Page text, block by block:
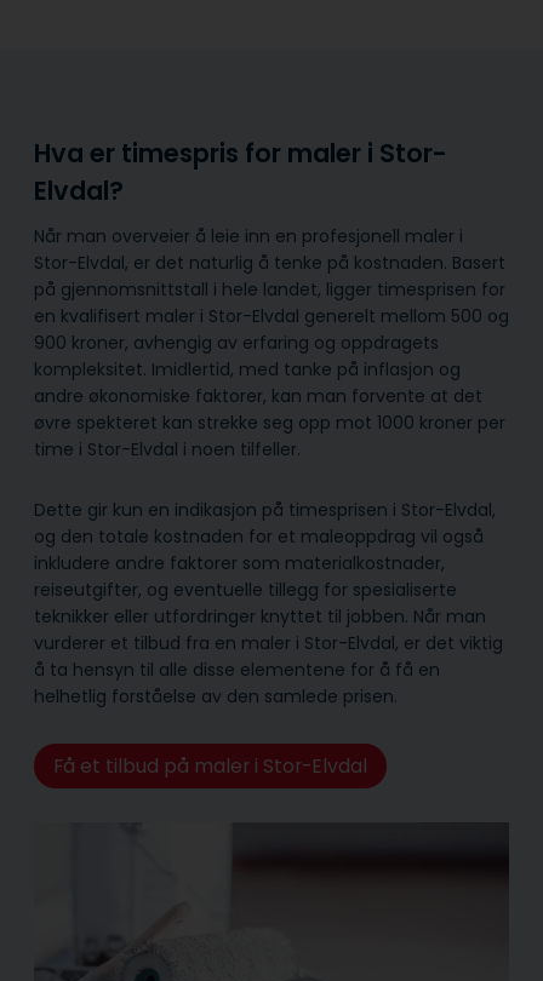
Hva er timespris for maler i Stor-
Elvdal?
Når man overveier å leie inn en profesjonell maler i
Stor-Elvdal, er det naturlig å tenke på kostnaden. Basert
på gjennomsnittstall i hele landet, ligger timesprisen for
en kvalifisert maler i Stor-Elvdal generelt mellom 500 og
900 kroner, avhengig av erfaring og oppdragets
kompleksitet. Imidlertid, med tanke på inflasjon og
andre økonomiske faktorer, kan man forvente at det
øvre spekteret kan strekke seg opp mot 1000 kroner per
time i Stor-Elvdal i noen tilfeller.
Dette gir kun en indikasjon på timesprisen i Stor-Elvdal,
og den totale kostnaden for et maleoppdrag vil også
inkludere andre faktorer som materialkostnader,
reiseutgifter, og eventuelle tillegg for spesialiserte
teknikker eller utfordringer knyttet til jobben. Når man
vurderer et tilbud fra en maler i Stor-Elvdal, er det viktig
å ta hensyn til alle disse elementene for å få en
helhetlig forståelse av den samlede prisen.
Få et tilbud på maler i Stor-Elvdal